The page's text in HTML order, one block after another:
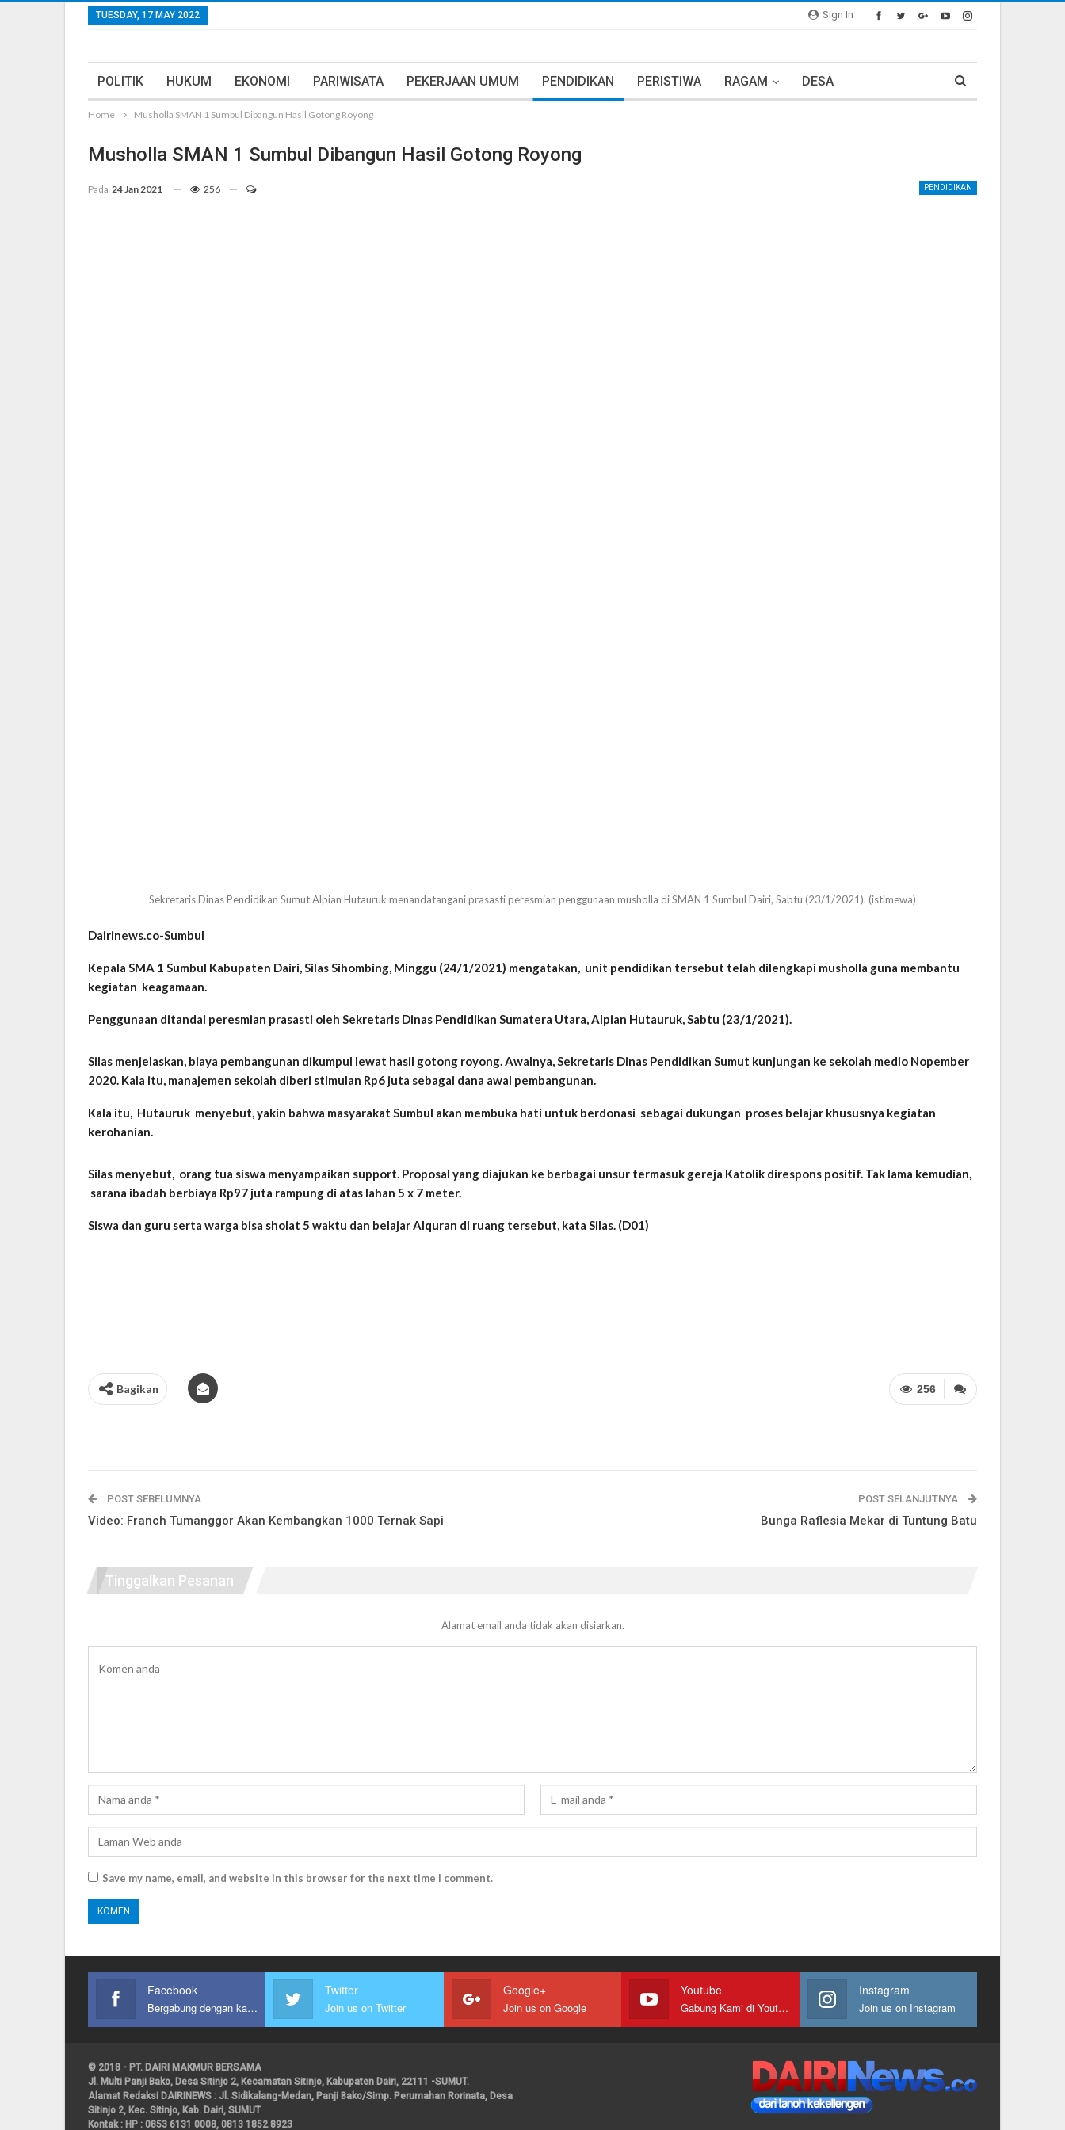
Sign In
TUESDAY, 17 MAY 2022
POLITIK HUKUM EKONOMI PARIWISATA PEKERJAAN UMUM PENDIDIKAN PERISTIWA RAGAM DESA
Home Musholla SMAN 1 Sumbul Dibangun Hasil Gotong Royong
Musholla SMAN 1 Sumbul Dibangun Hasil Gotong Royong
PENDIDIKAN
Pada 24 Jan 2021 256
Sekretaris Dinas Pendidikan Sumut Alpian Hutauruk menandatangani prasasti peresmian penggunaan musholla di SMAN 1 Sumbul Dairi, Sabtu (23/1/2021). (istimewa)
Dairinews.co-Sumbul
Kepala SMA 1 Sumbul Kabupaten Dairi, Silas Sihombing, Minggu (24/1/2021) mengatakan, unit pendidikan tersebut telah dilengkapi musholla guna membantu
kegiatan keagamaan.
Penggunaan ditandai peresmian prasasti oleh Sekretaris Dinas Pendidikan Sumatera Utara, Alpian Hutauruk, Sabtu (23/1/2021).
Silas menjelaskan, biaya pembangunan dikumpul lewat hasil gotong royong. Awalnya, Sekretaris Dinas Pendidikan Sumut kunjungan ke sekolah medio Nopember
2020. Kala itu, manajemen sekolah diberi stimulan Rp6 juta sebagai dana awal pembangunan.
Kala itu, Hutauruk menyebut, yakin bahwa masyarakat Sumbul akan membuka hati untuk berdonasi sebagai dukungan proses belajar khususnya kegiatan
kerohanian.
Silas menyebut, orang tua siswa menyampaikan support. Proposal yang diajukan ke berbagai unsur termasuk gereja Katolik direspons positif. Tak lama kemudian,
sarana ibadah berbiaya Rp97 juta rampung di atas lahan 5 x 7 meter.
Siswa dan guru serta warga bisa sholat 5 waktu dan belajar Alquran di ruang tersebut, kata Silas. (D01)
256
Bagikan
POST SEBELUMNYA
Video: Franch Tumanggor Akan Kembangkan 1000 Ternak Sapi
POST SELANJUTNYA
Bunga Raflesia Mekar di Tuntung Batu
Tinggalkan Pesanan
Alamat email anda tidak akan disiarkan.
Save my name, email, and website in this browser for the next time I comment.
Facebook
Bergabung dengan kami
Twitter
Join us on Twitter
Google+
Join us on Google
Youtube
Gabung Kami di Youtube
Instagram
Join us on Instagram
© 2018 - PT. DAIRI MAKMUR BERSAMA
Jl. Multi Panji Bako, Desa Sitinjo 2, Kecamatan Sitinjo, Kabupaten Dairi, 22111 -SUMUT.
Alamat Redaksi DAIRINEWS : Jl. Sidikalang-Medan, Panji Bako/Simp. Perumahan Rorinata, Desa
Sitinjo 2, Kec. Sitinjo, Kab. Dairi, SUMUT
Kontak : HP : 0853 6131 0008, 0813 1852 8923